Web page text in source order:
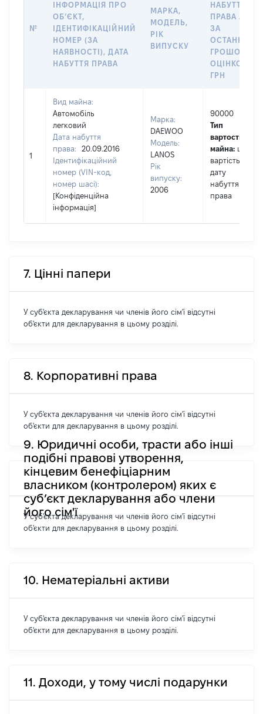
№
ІНФОРМАЦІЯ ПРО
ОБʼЄКТ,
ІДЕНТИФІКАЦІЙНИЙ
НОМЕР (ЗА
НАЯВНОСТІ), ДАТА
НАБУТТЯ ПРАВА
МАРКА,
МОДЕЛЬ,
РІК
ВИПУСКУ
НАБУТТЯ
ПРАВА АБО
ЗА
ГРОШОВОЮ
ОЦІНКОЮ,
ГРН
1
Вид майна:
Автомобіль
легковий
Дата набуття
права:
20.09.2016
Ідентифікаційний
номер (VIN-код,
номер шасі):
[Конфіденційна
інформація]
Марка:
DAEWOO
Модель:
LANOS
Рік
випуску:
2006
90000
Тип
вартості
майна: це
вартість на
дату
набуття
права
7. Цінні папери
У суб'єкта декларування чи членів його сім'ї відсутні
об'єкти для декларування в цьому розділі.
8. Корпоративні права
У суб'єкта декларування чи членів його сім'ї відсутні
об'єкти для декларування в цьому розділі.
9. Юридичні особи, трасти або інші
подібні правові утворення,
кінцевим бенефіціарним
власником (контролером) яких є
суб’єкт декларування або члени
його сім'ї
У суб'єкта декларування чи членів його сім'ї відсутні
об'єкти для декларування в цьому розділі.
10. Нематеріальні активи
У суб'єкта декларування чи членів його сім'ї відсутні
об'єкти для декларування в цьому розділі.
11. Доходи, у тому числі подарунки